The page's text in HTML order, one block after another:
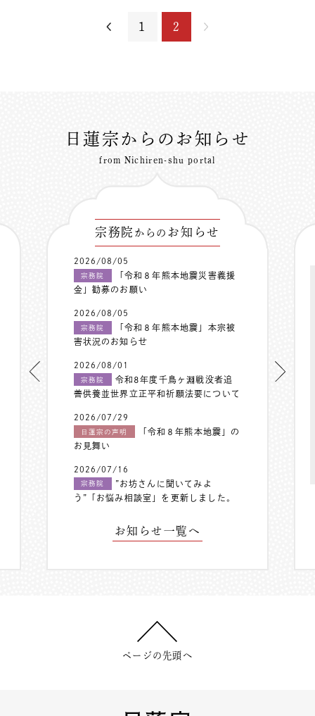
1 2
日蓮宗からのお知らせ
from Nichiren-shu portal
宗務院 からの お知らせ
2026/08/05
宗務院
「令和８年熊本地震災害義援
金」勧募のお願い
2026/08/05
宗務院
「令和８年熊本地震」本宗被
害状況のお知らせ
2026/08/01
宗務院
令和8年度千鳥ヶ淵戦没者追
善供養並世界立正平和祈願法要について
2026/07/29
日蓮宗の声明
「令和８年熊本地震」の
お見舞い
2026/07/16
宗務院
”お坊さんに聞いてみよ
う”「お悩み相談室」を更新しました。
お知らせ一覧へ
ページの先頭へ